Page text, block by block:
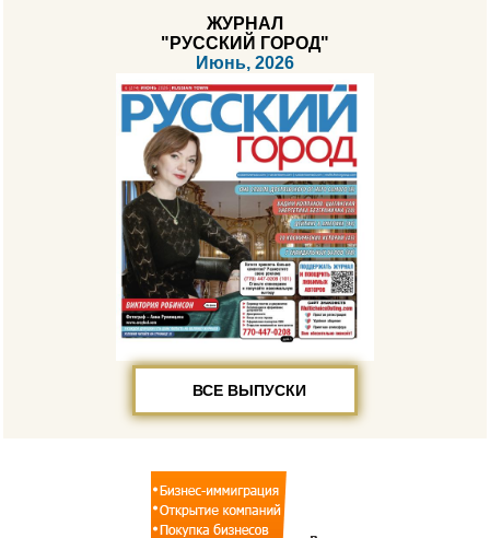
ЖУРНАЛ
"РУССКИЙ ГОРОД"
Июнь, 2026
ВСЕ ВЫПУСКИ